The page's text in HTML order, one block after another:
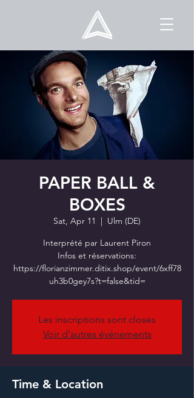
PAPER BALL &
BOXES
Sat, Apr 11
  |
Ulm (DE)
Interprété par Laurent Piron
Infos et réservations:
https://florianzimmer.ditix.shop/event/6xff78
uh3b0gey7s?t=false&tid=
Les inscriptions sont closes
Voir d'autres événements
Time & Location